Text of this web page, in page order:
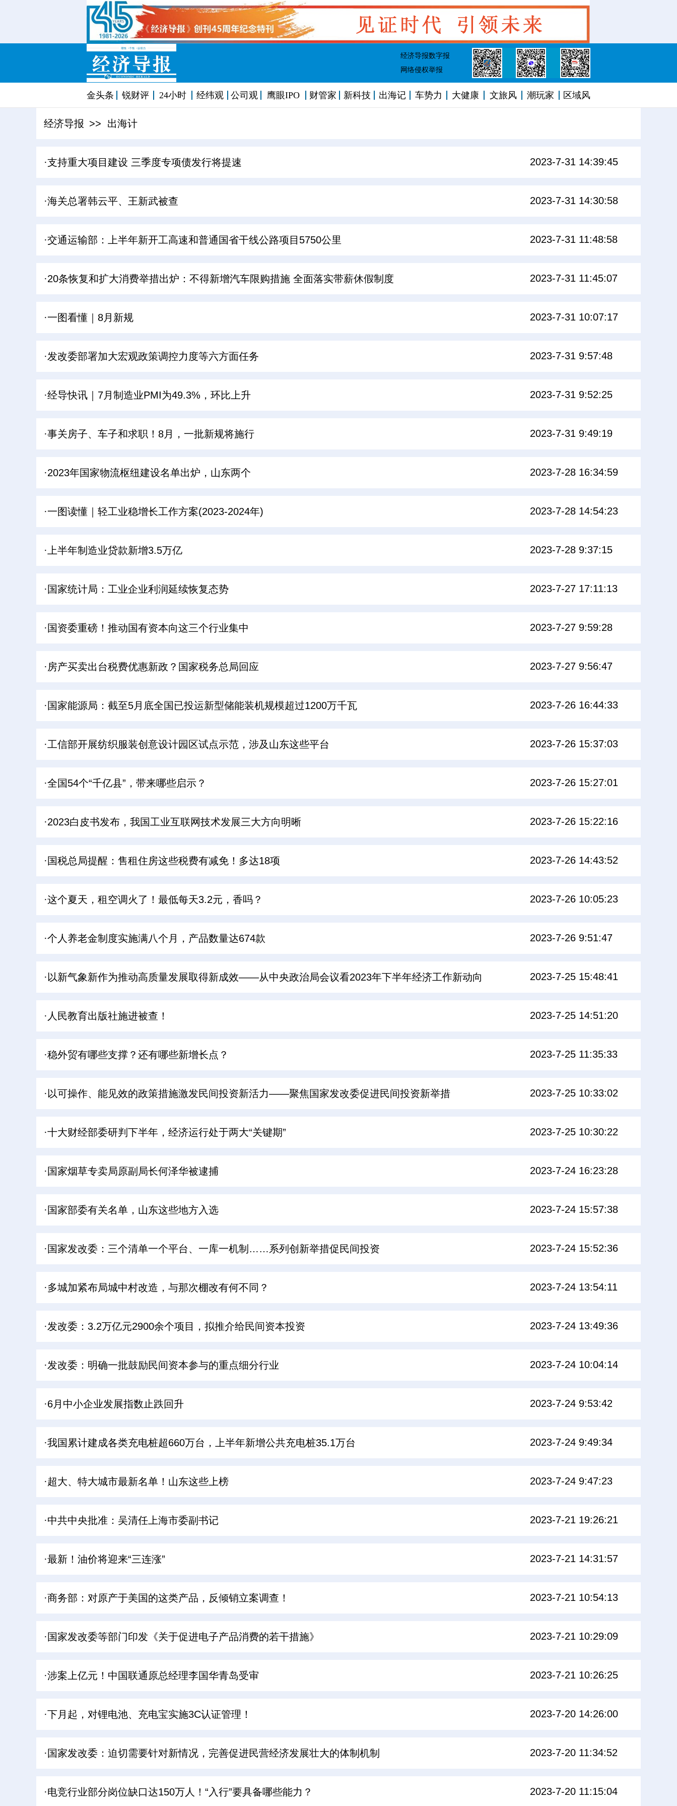
经济导报数字报
网络侵权举报
金头条 锐财评 24小时 经纬观 公司观 鹰眼IPO 财管家 新科技 出海记 车势力 大健康 文旅风 潮玩家 区域风
经济导报 >> 出海计
·支持重大项目建设 三季度专项债发行将提速 2023-7-31 14:39:45
·海关总署韩云平、王新武被查 2023-7-31 14:30:58
·交通运输部：上半年新开工高速和普通国省干线公路项目5750公里 2023-7-31 11:48:58
·20条恢复和扩大消费举措出炉：不得新增汽车限购措施 全面落实带薪休假制度 2023-7-31 11:45:07
·一图看懂｜8月新规 2023-7-31 10:07:17
·发改委部署加大宏观政策调控力度等六方面任务 2023-7-31 9:57:48
·经导快讯｜7月制造业PMI为49.3%，环比上升 2023-7-31 9:52:25
·事关房子、车子和求职！8月，一批新规将施行 2023-7-31 9:49:19
·2023年国家物流枢纽建设名单出炉，山东两个 2023-7-28 16:34:59
·一图读懂｜轻工业稳增长工作方案(2023-2024年) 2023-7-28 14:54:23
·上半年制造业贷款新增3.5万亿 2023-7-28 9:37:15
·国家统计局：工业企业利润延续恢复态势 2023-7-27 17:11:13
·国资委重磅！推动国有资本向这三个行业集中 2023-7-27 9:59:28
·房产买卖出台税费优惠新政？国家税务总局回应 2023-7-27 9:56:47
·国家能源局：截至5月底全国已投运新型储能装机规模超过1200万千瓦 2023-7-26 16:44:33
·工信部开展纺织服装创意设计园区试点示范，涉及山东这些平台 2023-7-26 15:37:03
·全国54个“千亿县”，带来哪些启示？ 2023-7-26 15:27:01
·2023白皮书发布，我国工业互联网技术发展三大方向明晰 2023-7-26 15:22:16
·国税总局提醒：售租住房这些税费有减免！多达18项 2023-7-26 14:43:52
·这个夏天，租空调火了！最低每天3.2元，香吗？ 2023-7-26 10:05:23
·个人养老金制度实施满八个月，产品数量达674款 2023-7-26 9:51:47
·以新气象新作为推动高质量发展取得新成效——从中央政治局会议看2023年下半年经济工作新动向 2023-7-25 15:48:41
·人民教育出版社施进被查！ 2023-7-25 14:51:20
·稳外贸有哪些支撑？还有哪些新增长点？ 2023-7-25 11:35:33
·以可操作、能见效的政策措施激发民间投资新活力——聚焦国家发改委促进民间投资新举措 2023-7-25 10:33:02
·十大财经部委研判下半年，经济运行处于两大“关键期” 2023-7-25 10:30:22
·国家烟草专卖局原副局长何泽华被逮捕 2023-7-24 16:23:28
·国家部委有关名单，山东这些地方入选 2023-7-24 15:57:38
·国家发改委：三个清单一个平台、一库一机制……系列创新举措促民间投资 2023-7-24 15:52:36
·多城加紧布局城中村改造，与那次棚改有何不同？ 2023-7-24 13:54:11
·发改委：3.2万亿元2900余个项目，拟推介给民间资本投资 2023-7-24 13:49:36
·发改委：明确一批鼓励民间资本参与的重点细分行业 2023-7-24 10:04:14
·6月中小企业发展指数止跌回升 2023-7-24 9:53:42
·我国累计建成各类充电桩超660万台，上半年新增公共充电桩35.1万台 2023-7-24 9:49:34
·超大、特大城市最新名单！山东这些上榜 2023-7-24 9:47:23
·中共中央批准：吴清任上海市委副书记 2023-7-21 19:26:21
·最新！油价将迎来“三连涨” 2023-7-21 14:31:57
·商务部：对原产于美国的这类产品，反倾销立案调查！ 2023-7-21 10:54:13
·国家发改委等部门印发《关于促进电子产品消费的若干措施》 2023-7-21 10:29:09
·涉案上亿元！中国联通原总经理李国华青岛受审 2023-7-21 10:26:25
·下月起，对锂电池、充电宝实施3C认证管理！ 2023-7-20 14:26:00
·国家发改委：迫切需要针对新情况，完善促进民营经济发展壮大的体制机制 2023-7-20 11:34:52
·电竞行业部分岗位缺口达150万人！“入行”要具备哪些能力？ 2023-7-20 11:15:04